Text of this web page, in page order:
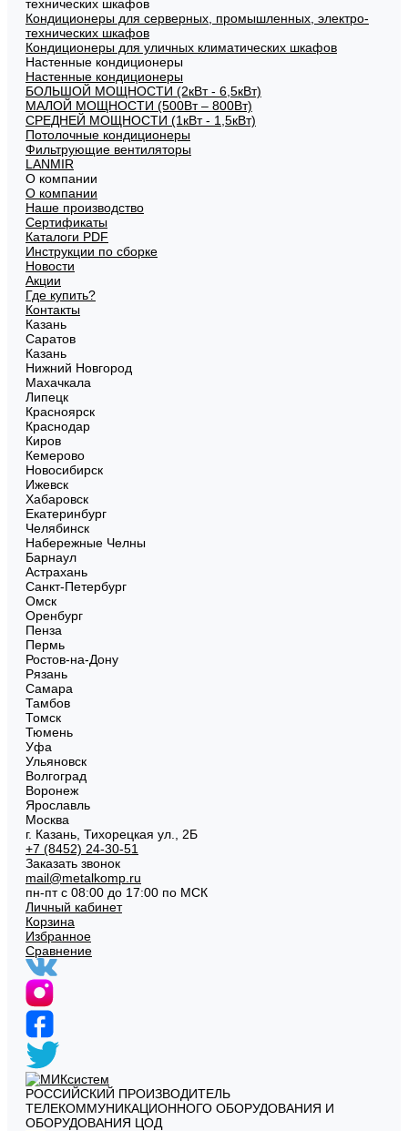
технических шкафов
Кондиционеры для серверных, промышленных, электро-
технических шкафов
Кондиционеры для уличных климатических шкафов
Настенные кондиционеры
Настенные кондиционеры
БОЛЬШОЙ МОЩНОСТИ (2кВт - 6,5кВт)
МАЛОЙ МОЩНОСТИ (500Вт – 800Вт)
СРЕДНЕЙ МОЩНОСТИ (1кВт - 1,5кВт)
Потолочные кондиционеры
Фильтрующие вентиляторы
LANMIR
О компании
О компании
Наше производство
Сертификаты
Каталоги PDF
Инструкции по сборке
Новости
Акции
Где купить?
Контакты
Казань
Саратов
Казань
Нижний Новгород
Махачкала
Липецк
Красноярск
Краснодар
Киров
Кемерово
Новосибирск
Ижевск
Хабаровск
Екатеринбург
Челябинск
Набережные Челны
Барнаул
Астрахань
Санкт-Петербург
Омск
Оренбург
Пенза
Пермь
Ростов-на-Дону
Рязань
Самара
Тамбов
Томск
Тюмень
Уфа
Ульяновск
Волгоград
Воронеж
Ярославль
Москва
г. Казань, Тихорецкая ул., 2Б
+7 (8452) 24-30-51
Заказать звонок
mail@metalkomp.ru
пн-пт с 08:00 до 17:00 по МСК
Личный кабинет
Корзина
Избранное
Сравнение
РОССИЙСКИЙ ПРОИЗВОДИТЕЛЬ
ТЕЛЕКОММУНИКАЦИОННОГО ОБОРУДОВАНИЯ И
ОБОРУДОВАНИЯ ЦОД